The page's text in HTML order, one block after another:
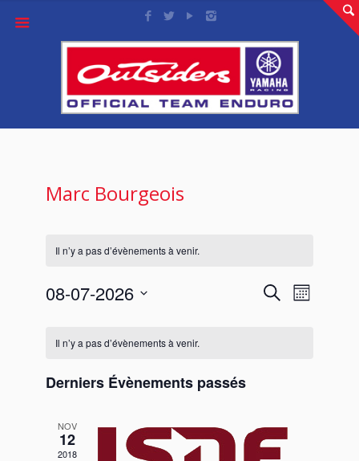
Marc Bourgeois
Il n’y a pas d’évènements à venir.
Recherche
et
navigation
RechercheNavigation
de
Mois
08-07-2026
date.
Évènements
Il n’y a pas d’évènements à venir.
Derniers Évènements passés
NOV
12
2018